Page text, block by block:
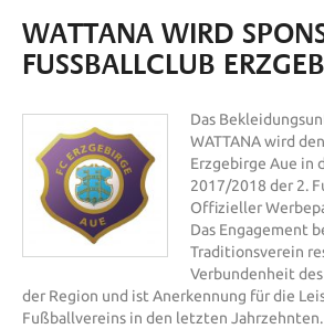
WATTANA WIRD
FUSSBALLCLUB
Das
WATTANA wird
Erzgebirge Aue in
2017/2018 der 2.
Offizieller
Das Engagement
Traditionsverein
Verbundenheit
der Region und ist Anerkennung für die
Fußballvereins in den letzten Jahrzehnten.